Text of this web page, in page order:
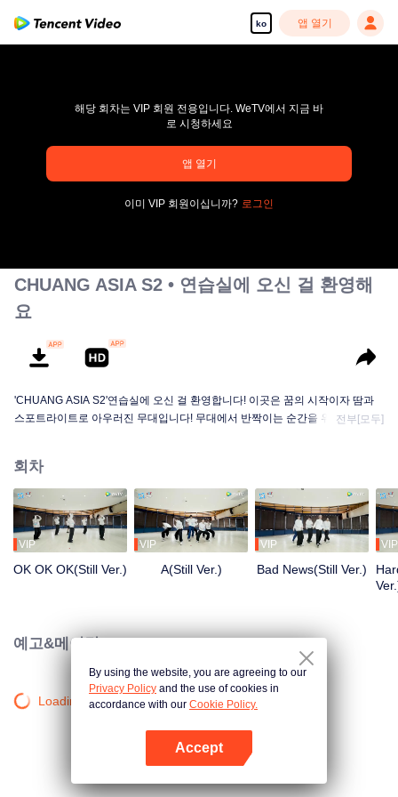
ko 앱 열기
pay limit
오류 코드: 70013083.-1-9366b854f10c9dc303a00e995176016b
해당 회차는 VIP 회원 전용입니다. WeTV에서 지금 바
로 시청하세요
앱 열기
이미 VIP 회원이십니까? 로그인
CHUANG ASIA S2 • 연습실에 오신 걸 환영해
요
'CHUANG ASIA S2'연습실에 오신 걸 환영합니다! 이곳은 꿈의 시작이자 땀과
스포트라이트로 아우러진 무대입니다! 무대에서 반짝이는 순간을 위해 밤낮을
전부[모두]
회차
VIP
OK OK OK(Still Ver.)
VIP
A(Still Ver.)
VIP
Bad News(Still Ver.)
VIP
예고&메이킹
Loading…
By using the website, you are agreeing to our
Privacy Policy and the use of cookies in
accordance with our Cookie Policy.
Accept